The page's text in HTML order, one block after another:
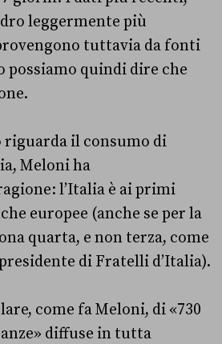
leggermente più
tuttavia da fonti
possiamo quindi dire che
riguarda il consumo di
Meloni ha
l’Italia è ai primi
europee (anche se per la
quarta, e non terza, come
di Fratelli d’Italia).
come fa Meloni, di «730
diffuse in tutta